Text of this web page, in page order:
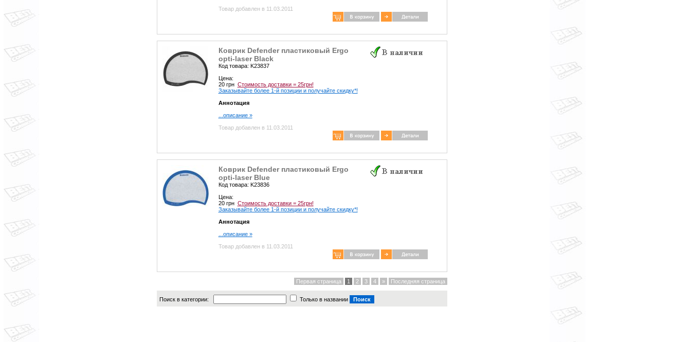
Товар добавлен в 11.03.2011
Коврик Defender пластиковый Ergo
opti-laser Black
Код товара: K23837
Цена:
20 грн Стоимость доставки = 25грн!
Заказывайте более 1-й позиции и получайте скидку*!
Аннотация
...описание »
Товар добавлен в 11.03.2011
Коврик Defender пластиковый Ergo
opti-laser Blue
Код товара: K23836
Цена:
20 грн Стоимость доставки = 25грн!
Заказывайте более 1-й позиции и получайте скидку*!
Аннотация
...описание »
Товар добавлен в 11.03.2011
Первая страница 1 2 3 4 » Последняя страница
Поиск в категории: Только в названии